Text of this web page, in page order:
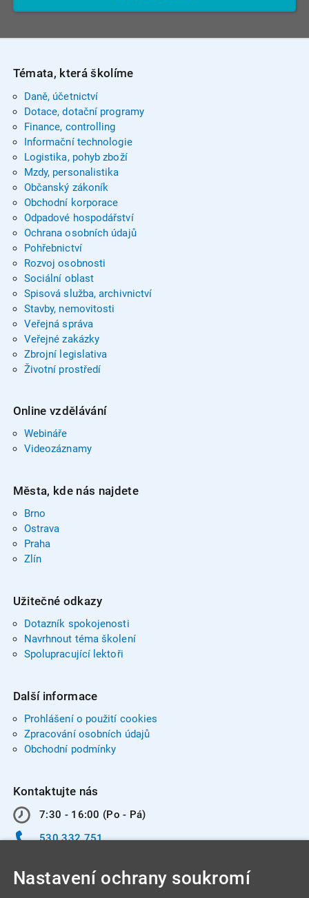
Témata, která školíme
Daně, účetnictví
Dotace, dotační programy
Finance, controlling
Informační technologie
Logistika, pohyb zboží
Mzdy, personalistika
Občanský zákoník
Obchodní korporace
Odpadové hospodářství
Ochrana osobních údajů
Pohřebnictví
Rozvoj osobnosti
Sociální oblast
Spisová služba, archivnictví
Stavby, nemovitosti
Veřejná správa
Veřejné zakázky
Zbrojní legislativa
Životní prostředí
Online vzdělávání
Webináře
Videozáznamy
Města, kde nás najdete
Brno
Ostrava
Praha
Zlín
Užitečné odkazy
Dotazník spokojenosti
Navrhnout téma školení
Spolupracující lektoři
Další informace
Prohlášení o použití cookies
Zpracování osobních údajů
Obchodní podmínky
Kontaktujte nás
7:30 - 16:00 (Po - Pá)
530 332 751
Nastavení ochrany soukromí